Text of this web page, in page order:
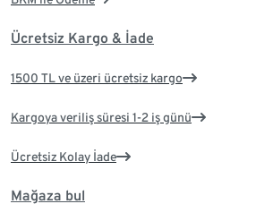
Ücretsiz Kargo & İade
1500 TL ve üzeri ücretsiz kargo
Kargoya veriliş süresi 1-2 iş günü
Ücretsiz Kolay İade
Mağaza bul